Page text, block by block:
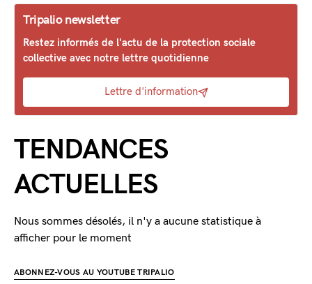
Tripalio newsletter
Restez informés de l'actu de la protection sociale
collective avec notre lettre quotidienne
Lettre d'information
TENDANCES
ACTUELLES
Nous sommes désolés, il n'y a aucune statistique à
afficher pour le moment
ABONNEZ-VOUS AU YOUTUBE TRIPALIO